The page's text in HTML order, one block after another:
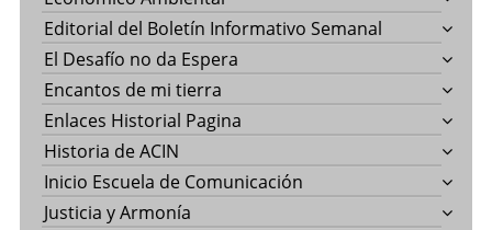
Editorial del Boletín Informativo Semanal
El Desafío no da Espera
Encantos de mi tierra
Enlaces Historial Pagina
Historia de ACIN
Inicio Escuela de Comunicación
Justicia y Armonía